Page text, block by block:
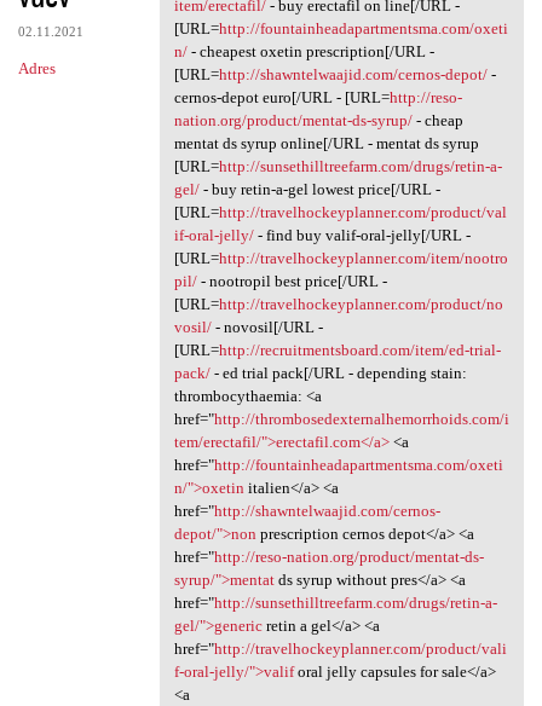
02.11.2021
Adres
item/erectafil/- buy erectafil on line[/URL -
[URL=http://fountainheadapartmentsma.com/oxeti
n/- cheapest oxetin prescription[/URL -
[URL=http://shawntelwaajid.com/cernos-depot/-
cernos-depot euro[/URL - [URL=http://reso-
nation.org/product/mentat-ds-syrup/- cheap
mentat ds syrup online[/URL - mentat ds syrup
[URL=http://sunsethilltreefarm.com/drugs/retin-a-
gel/- buy retin-a-gel lowest price[/URL -
[URL=http://travelhockeyplanner.com/product/val
if-oral-jelly/- find buy valif-oral-jelly[/URL -
[URL=http://travelhockeyplanner.com/item/nootro
pil/- nootropil best price[/URL -
[URL=http://travelhockeyplanner.com/product/no
vosil/- novosil[/URL -
[URL=http://recruitmentsboard.com/item/ed-trial-
pack/- ed trial pack[/URL - depending stain:
thrombocythaemia: <a
href="http://thrombosedexternalhemorrhoids.com/i
tem/erectafil/">erectafil.com</a><a
href="http://fountainheadapartmentsma.com/oxeti
n/">oxetin italien</a> <a
href="http://shawntelwaajid.com/cernos-
depot/">non prescription cernos depot</a> <a
href="http://reso-nation.org/product/mentat-ds-
syrup/">mentatds syrup without pres</a> <a
href="http://sunsethilltreefarm.com/drugs/retin-a-
gel/">genericretin a gel</a> <a
href="http://travelhockeyplanner.com/product/vali
f-oral-jelly/">valiforal jelly capsules for sale</a>
<a